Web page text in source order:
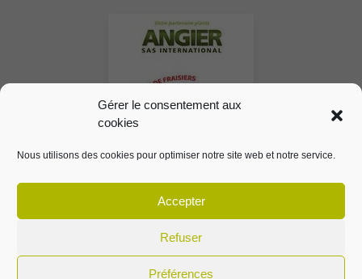
Gérer le consentement aux
cookies
Nous utilisons des cookies pour optimiser notre site web et notre service.
Accepter
Refuser
Préférences